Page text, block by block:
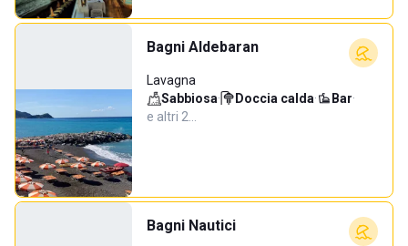
Bagni Aldebaran
Lavagna
Sabbiosa· Doccia calda· Bar·
e altri 2…
Bagni Nautici